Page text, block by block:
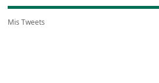
Mis Tweets